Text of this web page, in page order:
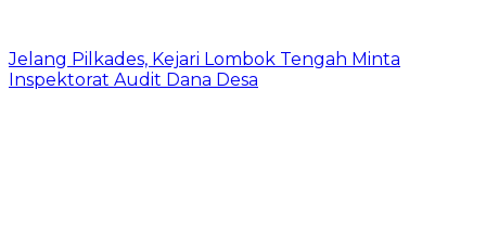
Jelang Pilkades, Kejari Lombok Tengah Minta
Inspektorat Audit Dana Desa